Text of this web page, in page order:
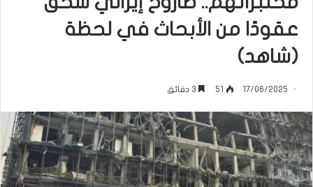
عقودًا من الأبحاث في لحظة
(شاهد)
17/06/2025
51